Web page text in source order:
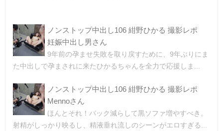
ノンストップ中出し106 紺野ひかる 撮影レポ
妊娠中出し男さん
9年前の孕ませ失敗を取り戻すために、9年ぶりにま
た中出しで孕まされに来たひかるちゃんを全力で応援しま...
ノンストップ中出し106 紺野ひかる 撮影レポ
Mennoさん
ほんとそれ！バック減らして黒ソファ増やすべき。
射精がしっかり映るし、精液垂れ流しのシーンがエロすぎる...